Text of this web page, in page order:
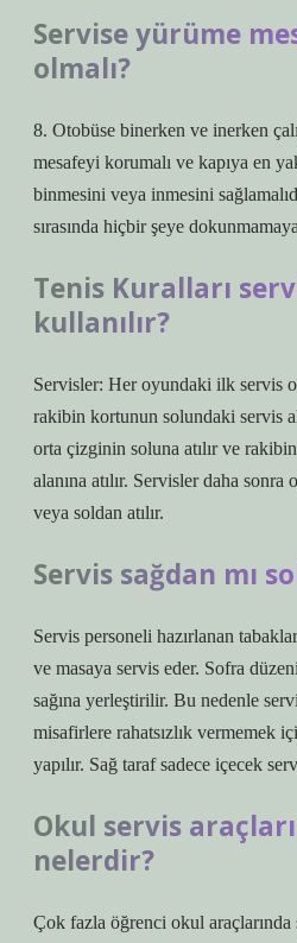
Servise yürüme
olmalı?
8. Otobüse binerken ve inerken
mesafeyi korumalı ve kapıya en
binmesini veya inmesini
sırasında hiçbir şeye
Tenis Kuralları
kullanılır?
Servisler: Her oyundaki ilk servis
rakibin kortunun solundaki servis
orta çizginin soluna atılır ve
alanına atılır. Servisler daha
veya soldan atılır.
Servis sağdan mı
Servis personeli hazırlanan
ve masaya servis eder. Sofra
sağına yerleştirilir. Bu nedenle
misafirlere rahatsızlık vermemek
yapılır. Sağ taraf sadece içecek
Okul servis
nelerdir?
Çok fazla öğrenci okul